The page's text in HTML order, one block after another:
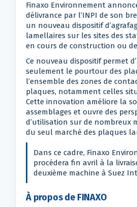
Finaxo Environnement
délivrance par l’INPI de son
un nouveau dispositif
lamellaires sur les sites des
en cours de construction ou
Ce nouveau dispositif permet
seulement le pourtour des
l’ensemble des zones de
plaques, notamment celles
Cette innovation améliore la
assemblages et ouvre des
d’utilisation sur de nombreux
du seul marché des plaques
Dans ce cadre, Finaxo
procédera fin avril à la
deuxième machine à Suez
À propos de FINAXO